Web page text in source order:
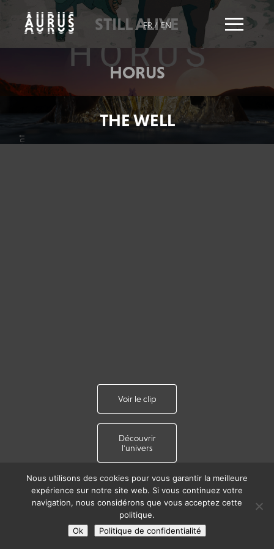
FR / EN
STILL ALIVE
Voir le clip
Découvrir
l'univers
HORUS
Voir le clip
Découvrir
l'univers
THE WELL
Voir le clip
Découvrir
l'univers
suivant
précédent
Nous utilisons des cookies pour vous garantir la meilleure
expérience sur notre site web. Si vous continuez votre
navigation, nous considérons que vous acceptez cette
politique.
Ok
Politique de confidentialité